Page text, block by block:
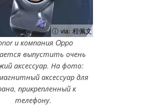
ⓘ via: 程佩文
и компания Oppo
выпустить очень
аксессуар. На фото:
аксессуар для
прикрепленный к
телефону.